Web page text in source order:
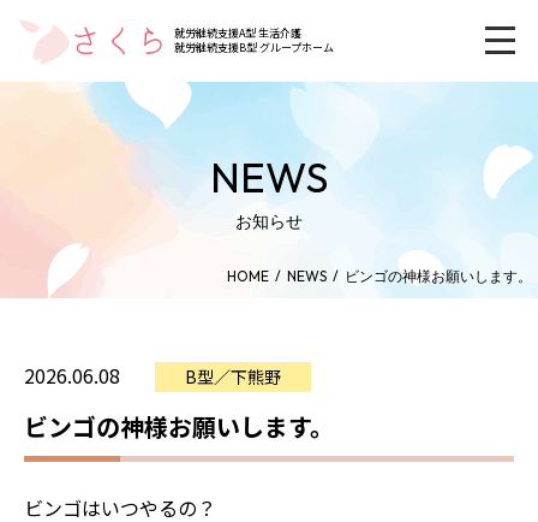
就労継続支援A型 生活介護
就労継続支援B型 グループホーム
NEWS
お知らせ
HOME NEWS ビンゴの神様お願いします。
2026.06.08 B型／下熊野
ビンゴの神様お願いします。
ビンゴはいつやるの？